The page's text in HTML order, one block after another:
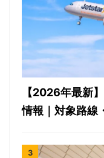
【2026年最新
情報｜対象路線